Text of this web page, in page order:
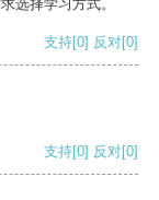
选择学习方式。
支持[0] 反对[0]
支持[0] 反对[0]